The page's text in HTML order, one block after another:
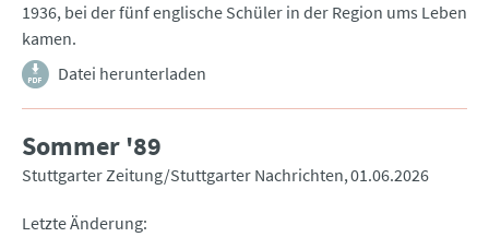
1936, bei der fünf englische Schüler in der Region ums Leben
kamen.
Datei herunterladen
Sommer '89
Stuttgarter Zeitung/Stuttgarter Nachrichten 01.06.2026
Letzte Änderung